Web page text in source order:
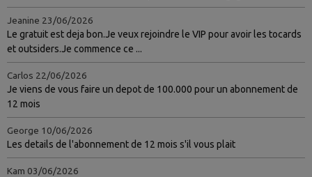
Jeanine 23/06/2026
Le gratuit est deja bon.Je veux rejoindre le VIP pour avoir les tocards
et outsiders.Je commence ce ...
Carlos 22/06/2026
Je viens de vous faire un depot de 100.000 pour un abonnement de
12 mois
George 10/06/2026
Les details de l'abonnement de 12 mois s'il vous plait
Kam 03/06/2026